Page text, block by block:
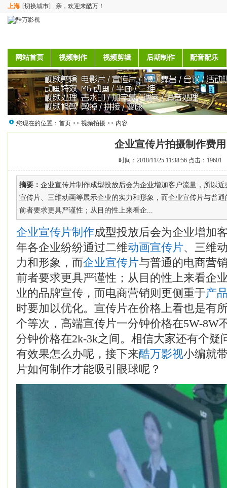
上海 [切换城市] 亲，欢迎来酷万！
网站首页 视频制作 视频剪辑 后期制作 配音配乐
您现在的位置： 首页 >> 视频拍摄 >> 内容
企业宣传片拍摄制作费用
时间：2018/11/25 11:38:56 点击：19601
摘要： 企业宣传片制作成型投放后会为企业增加客户流量，所以
宣传片、三维动画等展示企业的实力和形象，而企业宣传片与普
前者要求更具严谨性；从目的性上来看企...
企业宣传片制作成型投放后会为企业增加
年各企业纷纷通过二维动画宣传片、三维
力和形象，而企业宣传片与普通的电商营
前者要求更具严谨性；从目的性上来看企
业的品牌宣传，而电商营销则更侧重于产
时要加以优化。宣传片在价格上看也是有
个等次，高端宣传片一分钟价格在5W-8W
分钟价格在2k-3k之间。相信大家还有个疑
有效果怎么办呢，接下来酷万影视小编就
片如何制作才能吸引眼球呢？